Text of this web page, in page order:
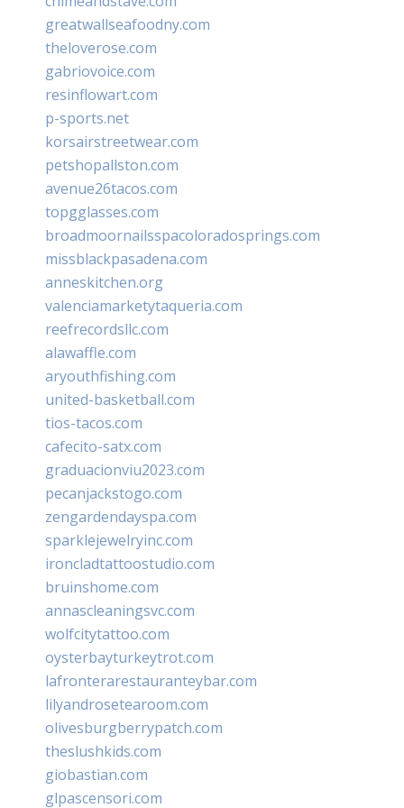
greatwallseafoodny.com
theloverose.com
gabriovoice.com
resinflowart.com
p-sports.net
korsairstreetwear.com
petshopallston.com
avenue26tacos.com
topgglasses.com
broadmoornailsspacoloradosprings.com
missblackpasadena.com
anneskitchen.org
valenciamarketytaqueria.com
reefrecordsllc.com
alawaffle.com
aryouthfishing.com
united-basketball.com
tios-tacos.com
cafecito-satx.com
graduacionviu2023.com
pecanjackstogo.com
zengardendayspa.com
sparklejewelryinc.com
ironcladtattoostudio.com
bruinshome.com
annascleaningsvc.com
wolfcitytattoo.com
oysterbayturkeytrot.com
lafronterarestauranteybar.com
lilyandrosetearoom.com
olivesburgberrypatch.com
theslushkids.com
giobastian.com
glpascensori.com